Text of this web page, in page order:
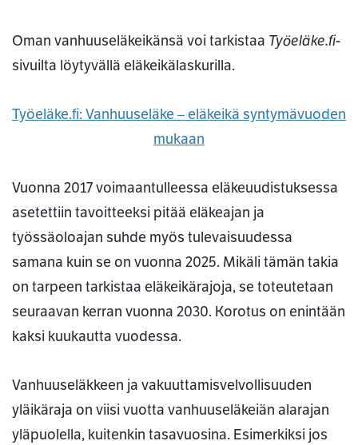
Oman vanhuuseläkeikänsä voi tarkistaa Työeläke.fi-
sivuilta löytyvällä eläkeikälaskurilla.
Työeläke.fi: Vanhuuseläke – eläkeikä syntymävuoden
mukaan
Vuonna 2017 voimaantulleessa eläkeuudistuksessa
asetettiin tavoitteeksi pitää eläkeajan ja
työssäoloajan suhde myös tulevaisuudessa
samana kuin se on vuonna 2025. Mikäli tämän takia
on tarpeen tarkistaa eläkeikärajoja, se toteutetaan
seuraavan kerran vuonna 2030. Korotus on enintään
kaksi kuukautta vuodessa.
Vanhuuseläkkeen ja vakuuttamisvelvollisuuden
yläikäraja on viisi vuotta vanhuuseläkeiän alarajan
yläpuolella, kuitenkin tasavuosina. Esimerkiksi jos